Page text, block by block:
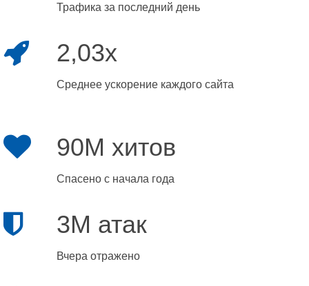
Трафика за последний день
2,03x
Среднее ускорение каждого сайта
90M хитов
Спасено с начала года
3M атак
Вчера отражено